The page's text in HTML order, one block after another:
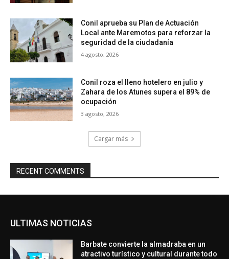
Conil aprueba su Plan de Actuación
Local ante Maremotos para reforzar la
seguridad de la ciudadanía
4 agosto, 2026
Conil roza el lleno hotelero en julio y
Zahara de los Atunes supera el 89% de
ocupación
3 agosto, 2026
Cargar más
RECENT COMMENTS
ULTIMAS NOTICIAS
Barbate convierte la almadraba en un
atractivo turístico y cultural durante todo